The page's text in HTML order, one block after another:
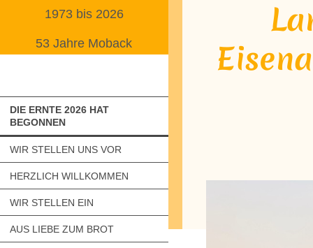
1973 bis 2026
53 Jahre Moback
DIE ERNTE 2026 HAT
BEGONNEN
WIR STELLEN UNS VOR
HERZLICH WILLKOMMEN
WIR STELLEN EIN
AUS LIEBE ZUM BROT